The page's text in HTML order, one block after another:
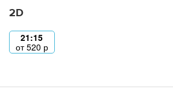
2D
21:15
от520 р